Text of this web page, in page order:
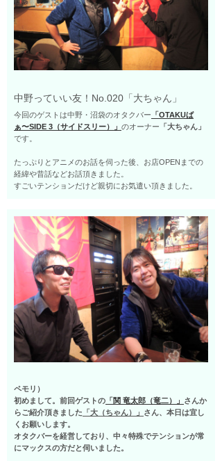
中野っていい友！No.020「大ちゃん」
今回のゲストは中野・沼袋のオタクバー 「OTAKUば
ぁ〜SIDE 3（サイドスリー）」 のオーナー 「大ちゃん」
です。
たっぷりとアニメのお話を伺った後、お店OPENまでの
経緯や昔話などお話頂きました。
すごいテンションだけど親切にお気遣い頂きました。
ペモリ）
初めまして。前回ゲストの 「関 竜太郎（竜二）」 さんか
らご紹介頂きました 「大（ちゃん）」 さん、本日は宜し
くお願いします。
オタクバーを経営しており、中々特殊でテンションが常
にマックスの方だと伺いました。